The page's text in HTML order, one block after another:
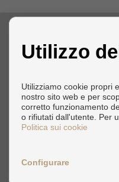
CONTATTARE
29660 Marbella
+34 664395852
Copyright © 2026
Utilizzo
Utilizziamo cookie propri
nostro sito web e per
corretto funzionamento
o rifiutati dall'utente. Per
Politica sui cookie
Configurare